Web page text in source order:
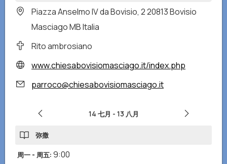
Piazza Anselmo IV da Bovisio, 2 20813 Bovisio
Masciago MB Italia
Rito ambrosiano
www.chiesabovisiomasciago.it/index.php
parroco@chiesabovisiomasciago.it
14 七月 - 13 八月
弥撒
周一 - 周五: 9:00